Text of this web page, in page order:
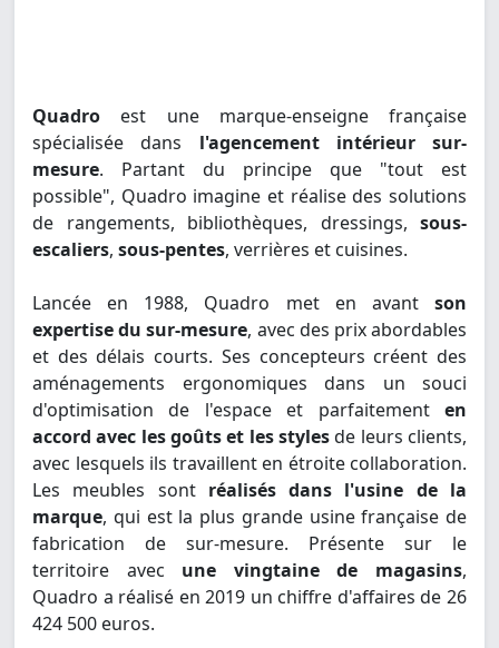
Quadro est une marque-enseigne française
spécialisée dans l'agencement intérieur sur-
mesure. Partant du principe que "tout est
possible", Quadro imagine et réalise des solutions
de rangements, bibliothèques, dressings, sous-
escaliers, sous-pentes, verrières et cuisines.
Lancée en 1988, Quadro met en avant son
expertise du sur-mesure, avec des prix abordables
et des délais courts. Ses concepteurs créent des
aménagements ergonomiques dans un souci
d'optimisation de l'espace et parfaitement en
accord avec les goûts et les stylesde leurs clients,
avec lesquels ils travaillent en étroite collaboration.
Les meubles sont réalisés dans l'usine de la
marque, qui est la plus grande usine française de
fabrication de sur-mesure. Présente sur le
territoire avec une vingtaine de magasins,
Quadro a réalisé en 2019 un chiffre d'affaires de 26
424 500 euros.